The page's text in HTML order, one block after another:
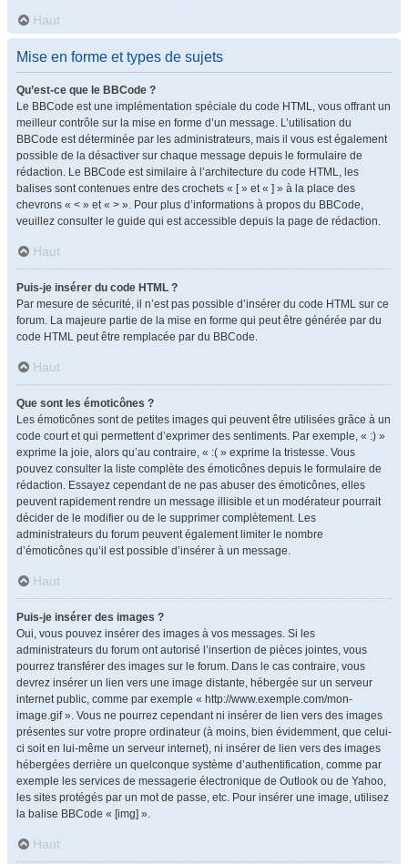
Haut
Mise en forme et types de sujets
Qu’est-ce que le BBCode ?
Le BBCode est une implémentation spéciale du code HTML, vous offrant un
meilleur contrôle sur la mise en forme d’un message. L’utilisation du
BBCode est déterminée par les administrateurs, mais il vous est également
possible de la désactiver sur chaque message depuis le formulaire de
rédaction. Le BBCode est similaire à l’architecture du code HTML, les
balises sont contenues entre des crochets « [ » et « ] » à la place des
chevrons « < » et « > ». Pour plus d’informations à propos du BBCode,
veuillez consulter le guide qui est accessible depuis la page de rédaction.
Haut
Puis-je insérer du code HTML ?
Par mesure de sécurité, il n’est pas possible d’insérer du code HTML sur ce
forum. La majeure partie de la mise en forme qui peut être générée par du
code HTML peut être remplacée par du BBCode.
Haut
Que sont les émoticônes ?
Les émoticônes sont de petites images qui peuvent être utilisées grâce à un
code court et qui permettent d’exprimer des sentiments. Par exemple, « :) »
exprime la joie, alors qu’au contraire, « :( » exprime la tristesse. Vous
pouvez consulter la liste complète des émoticônes depuis le formulaire de
rédaction. Essayez cependant de ne pas abuser des émoticônes, elles
peuvent rapidement rendre un message illisible et un modérateur pourrait
décider de le modifier ou de le supprimer complètement. Les
administrateurs du forum peuvent également limiter le nombre
d’émoticônes qu’il est possible d’insérer à un message.
Haut
Puis-je insérer des images ?
Oui, vous pouvez insérer des images à vos messages. Si les
administrateurs du forum ont autorisé l’insertion de pièces jointes, vous
pourrez transférer des images sur le forum. Dans le cas contraire, vous
devrez insérer un lien vers une image distante, hébergée sur un serveur
internet public, comme par exemple « http://www.exemple.com/mon-
image.gif ». Vous ne pourrez cependant ni insérer de lien vers des images
présentes sur votre propre ordinateur (à moins, bien évidemment, que celui-
ci soit en lui-même un serveur internet), ni insérer de lien vers des images
hébergées derrière un quelconque système d’authentification, comme par
exemple les services de messagerie électronique de Outlook ou de Yahoo,
les sites protégés par un mot de passe, etc. Pour insérer une image, utilisez
la balise BBCode « [img] ».
Haut